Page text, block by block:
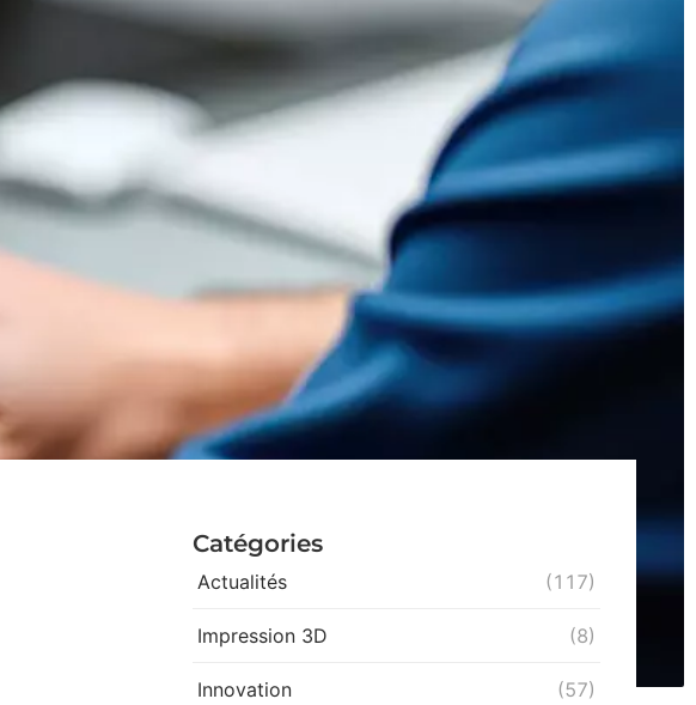
Catégories
Actualités (117)
Impression 3D (8)
Innovation (57)